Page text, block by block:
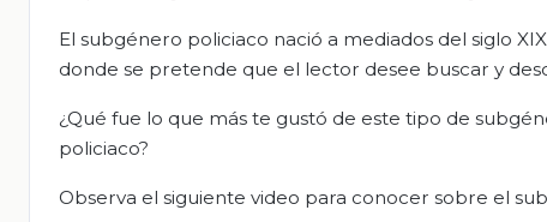
El subgénero policiaco nació a mediados del siglo
donde se pretende que el lector desee buscar y
¿Qué fue lo que más te gustó de este tipo de
policiaco?
Observa el siguiente video para conocer sobre el